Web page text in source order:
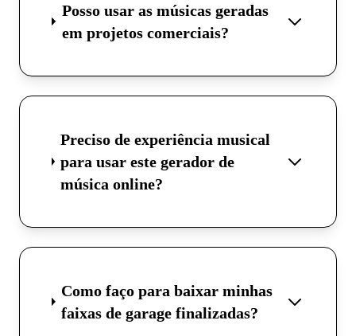
Posso usar as músicas geradas
em projetos comerciais?
Preciso de experiência musical
para usar este gerador de
música online?
Como faço para baixar minhas
faixas de garage finalizadas?